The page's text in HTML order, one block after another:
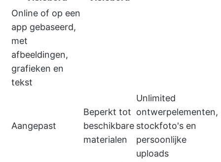
Online of op een
app gebaseerd,
met
afbeeldingen,
grafieken en
tekst
Aangepast
Beperkt tot
beschikbare
materialen
Unlimited
ontwerpelementen,
stockfoto's en
persoonlijke
uploads